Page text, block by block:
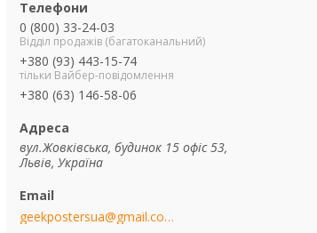
0 (800) 33-24-03
Відділ продажів (багатоканальний)
+380 (93) 443-15-74
тільки Вайбер-повідомлення
+380 (63) 146-58-06
вул.Жовківська, будинок 15 офіс 53,
Львів, Україна
geekpostersua@gmail.com